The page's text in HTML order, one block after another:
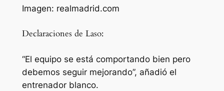
Imagen: realmadrid.com
Declaraciones de Laso:
“El equipo se está comportando bien pero
debemos seguir mejorando”, añadió el
entrenador blanco.